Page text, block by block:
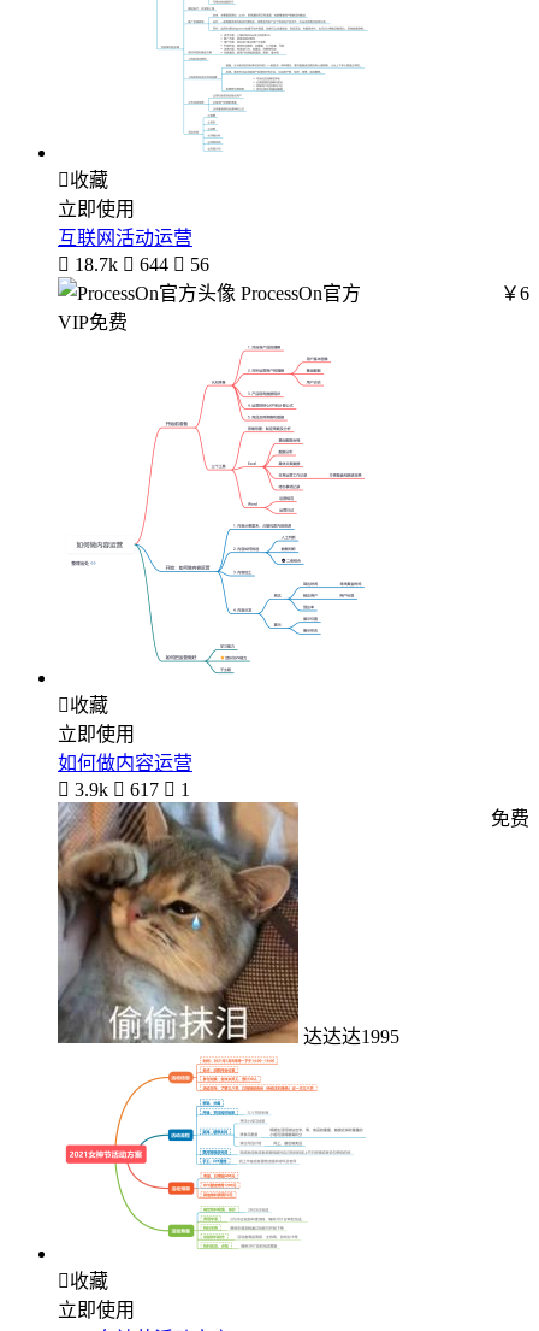
收藏
立即使用
互联网活动运营
 18.7k  644  56
ProcessOn官方
￥6
VIP免费
收藏
立即使用
如何做内容运营
 3.9k  617  1
达达达1995
免费
收藏
立即使用